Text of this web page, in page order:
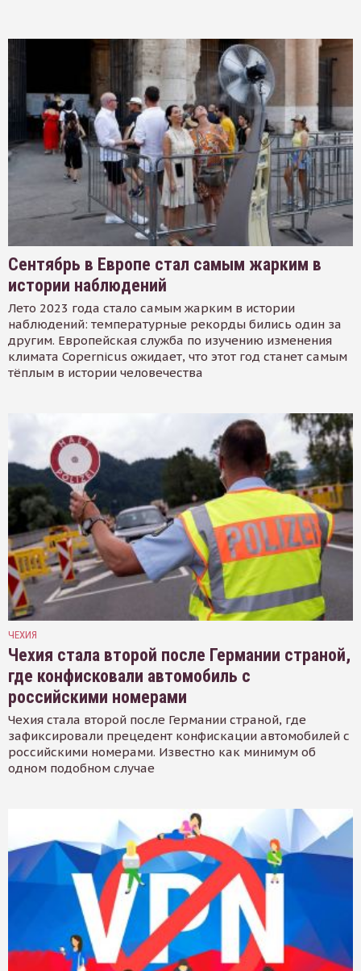
Сентябрь в Европе стал самым жарким в
истории наблюдений
Лето 2023 года стало самым жарким в истории
наблюдений: температурные рекорды бились один за
другим. Европейская служба по изучению изменения
климата Copernicus ожидает, что этот год станет самым
тёплым в истории человечества
ЧЕХИЯ
Чехия стала второй после Германии страной,
где конфисковали автомобиль с
российскими номерами
Чехия стала второй после Германии страной, где
зафиксировали прецедент конфискации автомобилей с
российскими номерами. Известно как минимум об
одном подобном случае